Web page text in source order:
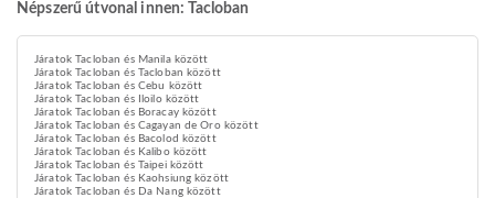
Népszerű útvonal innen: Tacloban
Járatok Tacloban és Manila között
Járatok Tacloban és Tacloban között
Járatok Tacloban és Cebu között
Járatok Tacloban és Iloilo között
Járatok Tacloban és Boracay között
Járatok Tacloban és Cagayan de Oro között
Járatok Tacloban és Bacolod között
Járatok Tacloban és Kalibo között
Járatok Tacloban és Taipei között
Járatok Tacloban és Kaohsiung között
Járatok Tacloban és Da Nang között